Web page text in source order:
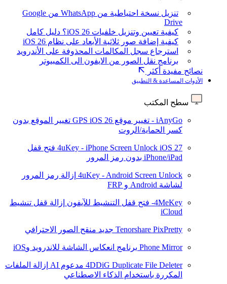
تنزيل نسخة احتياطية من WhatsApp من Google
Drive
كيفية تعيين وتنزيل خلفيات iOS 26؟ دليل كامل
كيفية إضافة صور ثلاثية الأبعاد على نظام iOS 26
استرجاع سجل المكالمات المحذوفة على الأندرويد
برنامج نقل الصور من الايفون الى الكمبيوتر
نصائح مفيدة أكثر
الأدوات المساعدة & التطبيق
سطح المكتب
iAnyGo - تغيير موقع GPS iOS 26
تغيير الموقع بدون
كسر الحماية/الروت
4uKey - iPhone Screen Unlock iOS 27
فتح قفل
iPhone/iPad بدون رمز المرور
4uKey - Android Screen Unlock إزالة رمز المرور
لشاشة Android و FRP
4MeKey- فتح قفل التنشيط للآيفون
إزالة قفل تنشيط
iCloud
Tenorshare PixPretty جديد منقح الصور الاحترافي
Phone Mirror برنامج انعكاس الشاشة للاندرويد وiOS
4DDiG Duplicate File Deleter مدعوم AI
إزالة الملفات
المكررة باستخدام الذكاء الاصطناعي